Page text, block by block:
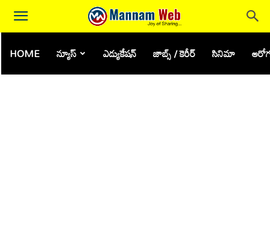
HOME న్యూస్ ఎడ్యుకేషన్ జాబ్స్ / కెరీర్ సినిమా